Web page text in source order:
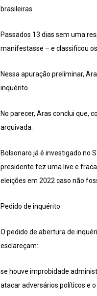
brasileiras.
Passados 13 dias sem uma
manifestasse – e classificou
Nessa apuração preliminar,
inquérito.
No parecer, Aras conclui que,
arquivada.
Bolsonaro já é investigado no
presidente fez uma live e
eleições em 2022 caso não
Pedido de inquérito
O pedido de abertura de
esclareçam:
se houve improbidade
atacar adversários políticos e